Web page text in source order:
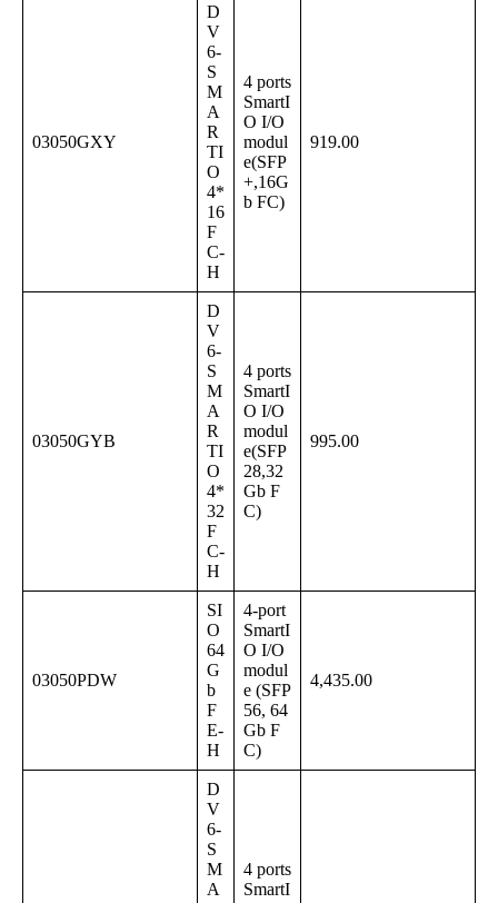
03050GXY
D
V
6-
S
M
A
R
TI
O
4*
16
F
C-
H
4 ports
SmartI
O I/O
modul
e(SFP
+,16G
b FC)
919.00
03050GYB
D
V
6-
S
M
A
R
TI
O
4*
32
F
C-
H
4 ports
SmartI
O I/O
modul
e(SFP
28,32
Gb F
C)
995.00
03050PDW
SI
O
64
G
b
F
E-
H
4-port
SmartI
O I/O
modul
e (SFP
56, 64
Gb F
C)
4,435.00
D
V
6-
S
M
A
4 ports
SmartI